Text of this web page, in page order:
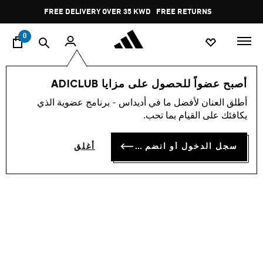
Pause
promotion
rotation
FREE DELIVERY OVER 35 KWD FREE RETURNS
0
أصبح عضواً للحصول على مزايا ADICLUB
أطلق العنان لأفضل ما في أديداس - برنامج عضوية الذي
يكافئك على القيام بما تحب.
سجل الدخول أو انضم الآن أغلق
اسلوب حياة العلامات التجارية الألبسة الرياضية
شبشب ADILETTE SHOWER
KD 11.25